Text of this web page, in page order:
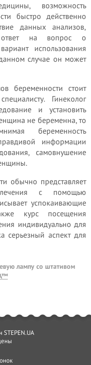
возможность
быстро действенно
данных анализов,
ответ на вопрос о
использования
случае он может
беременности стоит
Гинеколог
и установить
не беременна, то
беременность
информации
самовнушение
обычно представляет
с помощью
успокаивающие
курс посещения
индивидуально для
серьезный аспект для
лампу со штативом